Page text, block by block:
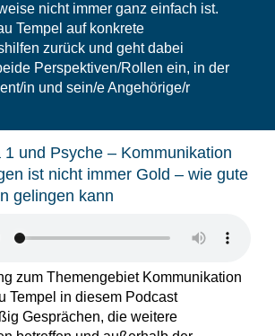
nicht immer ganz einfach ist.
Tempel auf konkrete
zurück und geht dabei
Perspektiven/Rollen ein, in der
in und sein/e Angehörige/r
1 und Psyche – Kommunikation
ist nicht immer Gold – wie gute
gelingen kann
zum Themengebiet Kommunikation
Tempel in diesem Podcast
Gesprächen, die weitere